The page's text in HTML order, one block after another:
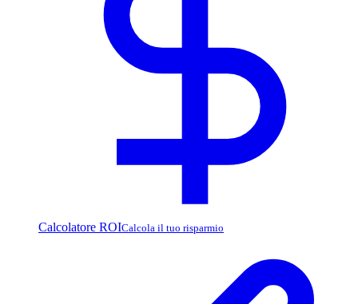
Calcolatore ROICalcola il tuo risparmio